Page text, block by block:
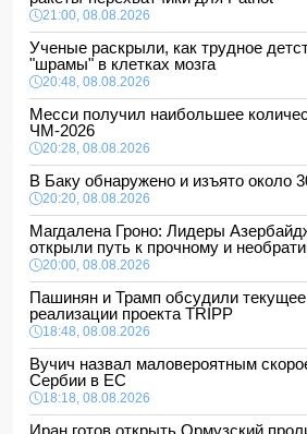
21:00, 08.08.2026
Ученые раскрыли, как трудное
"шрамы" в клетках мозга
20:48, 08.08.2026
Месси получил наибольшее
ЧМ-2026
20:28, 08.08.2026
В Баку обнаружено и изъято около
20:20, 08.08.2026
Магдалена Гроно: Лидеры
открыли путь к прочному и
20:00, 08.08.2026
Пашинян и Трамп обсудили текущее
реализации проекта TRIPP
18:48, 08.08.2026
Вучич назвал маловероятным
Сербии в ЕС
18:18, 08.08.2026
Иран готов открыть Ормузский